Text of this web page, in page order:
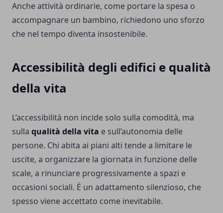
Anche attività ordinarie, come portare la spesa o
accompagnare un bambino, richiedono uno sforzo
che nel tempo diventa insostenibile.
Accessibilità degli edifici e qualità
della vita
L’accessibilità non incide solo sulla comodità, ma
sulla qualità della vita e sull’autonomia delle
persone. Chi abita ai piani alti tende a limitare le
uscite, a organizzare la giornata in funzione delle
scale, a rinunciare progressivamente a spazi e
occasioni sociali. È un adattamento silenzioso, che
spesso viene accettato come inevitabile.